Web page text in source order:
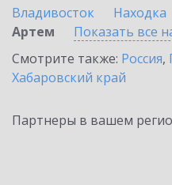
Владивосток
Находка
Артем
Показать все
Смотрите также: Россия,
Хабаровский край
Партнеры в вашем